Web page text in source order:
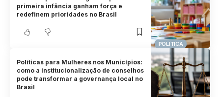
POLITICA
primeira infância ganham força e
redefinem prioridades no Brasil
Políticas para Mulheres nos Municípios:
como a institucionalização de conselhos
pode transformar a governança local no
Brasil